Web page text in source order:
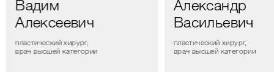
Вадим
Алексеевич
пластический хирург,
врач высшей категории
Александр
Васильевич
пластический хирург,
врач высшей категории